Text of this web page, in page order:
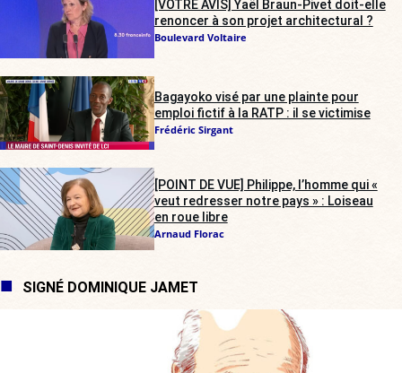
[VOTRE AVIS] Yaël Braun-Pivet doit-elle
renoncer à son projet architectural ?
Boulevard Voltaire
Bagayoko visé par une plainte pour
emploi fictif à la RATP : il se victimise
Frédéric Sirgant
[POINT DE VUE] Philippe, l’homme qui «
veut redresser notre pays » : Loiseau
en roue libre
Arnaud Florac
SIGNÉ DOMINIQUE JAMET